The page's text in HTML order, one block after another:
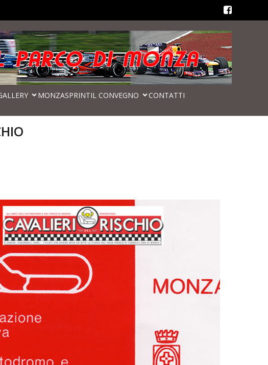
MONZASPRINTIL CONVEGNO CONTATTI